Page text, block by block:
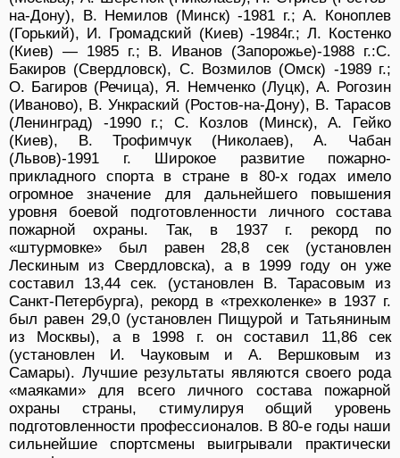
на-Дону), В. Немилов (Минск) -1981 г.; А. Коноплев
(Горький), И. Громадский (Киев) -1984г.; Л. Костенко
(Киев) — 1985 г.; В. Иванов (Запорожье)-1988 г.:С.
Бакиров (Свердловск), С. Возмилов (Омск) -1989 г.;
О. Багиров (Речица), Я. Немченко (Луцк), А. Рогозин
(Иваново), В. Ункраский (Ростов-на-Дону), В. Тарасов
(Ленинград) -1990 г.; С. Козлов (Минск), А. Гейко
(Киев), В. Трофимчук (Николаев), А. Чабан
(Львов)-1991 г. Широкое развитие пожарно-
прикладного спорта в стране в 80-х годах имело
огромное значение для дальнейшего повышения
уровня боевой подготовленности личного состава
пожарной охраны. Так, в 1937 г. рекорд по
«штурмовке» был равен 28,8 сек (установлен
Лескиным из Свердловска), а в 1999 году он уже
составил 13,44 сек. (установлен В. Тарасовым из
Санкт-Петербурга), рекорд в «трехколенке» в 1937 г.
был равен 29,0 (установлен Пищурой и Татьяниным
из Москвы), а в 1998 г. он составил 11,86 сек
(установлен И. Чауковым и А. Вершковым из
Самары). Лучшие результаты являются своего рода
«маяками» для всего личного состава пожарной
охраны страны, стимулируя общий уровень
подготовленности профессионалов. В 80-е годы наши
сильнейшие спортсмены выигрывали практически